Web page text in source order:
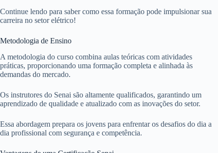
Continue lendo para saber como essa formação pode impulsionar sua
carreira no setor elétrico!
Metodologia de Ensino
A metodologia do curso combina aulas teóricas com atividades
práticas, proporcionando uma formação completa e alinhada às
demandas do mercado.
Os instrutores do Senai são altamente qualificados, garantindo um
aprendizado de qualidade e atualizado com as inovações do setor.
Essa abordagem prepara os jovens para enfrentar os desafios do dia a
dia profissional com segurança e competência.